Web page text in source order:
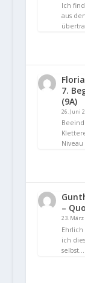
Ich
aus
7.
(9A)
26. Juni
–
23. März
Ehrlich
ich
selbst…